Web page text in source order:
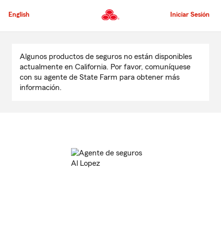
al
principal
English Iniciar Sesión
contenido
principal
Algunos productos de seguros no están disponibles
actualmente en California. Por favor, comuníquese
con su agente de State Farm para obtener más
información.